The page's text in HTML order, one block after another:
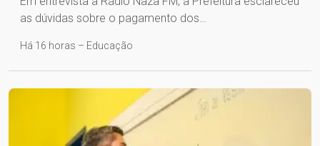
as dúvidas sobre o pagamento dos…
Há 16 horas – Educação